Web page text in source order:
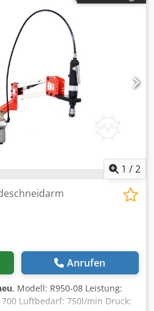
Tisch: 400 x 400 mm Abstand
mm Abstand Tisch – Bohrfutter
mm Stellfläche: 750 x 480
kW Zubehör/Ausstattung:
170 kg Maße: 750 x 480 x
1 /2
Anrufen
, Modell: R950-08 Leistung:
Luftbedarf: 750l/min Druck: